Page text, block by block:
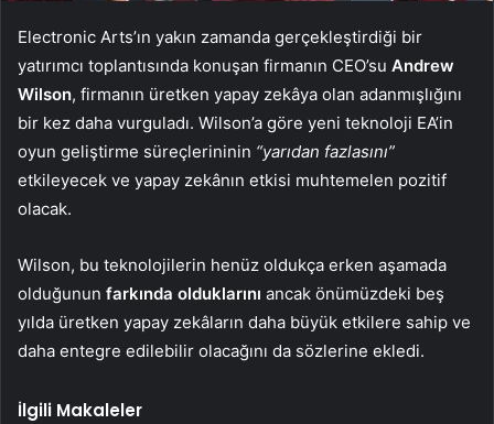
Electronic Arts’ın yakın zamanda gerçekleştirdiği bir
yatırımcı toplantısında konuşan firmanın CEO’su Andrew
Wilson, firmanın üretken yapay zekâya olan adanmışlığını
bir kez daha vurguladı. Wilson’a göre yeni teknoloji EA’in
oyun geliştirme süreçlerininin “yarıdan fazlasını”
etkileyecek ve yapay zekânın etkisi muhtemelen pozitif
olacak.
Wilson, bu teknolojilerin henüz oldukça erken aşamada
olduğunun farkında olduklarını ancak önümüzdeki beş
yılda üretken yapay zekâların daha büyük etkilere sahip ve
daha entegre edilebilir olacağını da sözlerine ekledi.
İlgili Makaleler